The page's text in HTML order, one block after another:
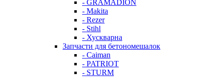
- GRAMADION
- Makita
- Rezer
- Stihl
- Хускварна
Запчасти для бетономешалок
- Caiman
- PATRIOT
- STURM